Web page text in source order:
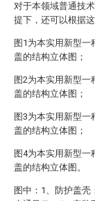
对于本领域普通技
提下，还可以根据
图1为本实用新型
盖的结构立体图；
图2为本实用新型
盖的结构立体图；
图3为本实用新型
盖的结构立体图；
图4为本实用新型
盖的结构立体图。
图中：1、防护盖壳